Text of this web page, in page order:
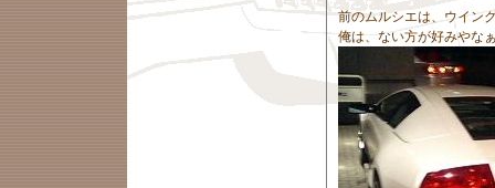
前のムルシエは、ウイン
俺は、ない方が好みやな